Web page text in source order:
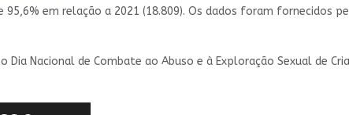
em relação a 2021 (18.809). Os dados foram fornecidos
Nacional de Combate ao Abuso e à Exploração Sexual de